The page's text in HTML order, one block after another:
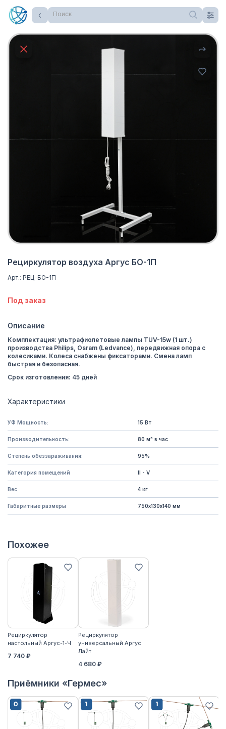
Поиск
Рециркулятор воздуха Аргус БО-1П
Арт.: РЕЦ-БО-1П
Под заказ
Описание
Комплектация: ультрафиолетовые лампы TUV-15w (1 шт.)
производства Philips, Osram (Ledvance), передвижная опора с
колесиками. Колеса снабжены фиксаторами. Смена ламп
быстрая и безопасная.
Срок изготовления: 45 дней
Характеристики
УФ Мощность: 15 Вт
Производительность: 80 м³ в час
Степень обеззараживания: 95%
Категория помещений II - V
Вес 4 кг
Габаритные размеры 750х130х140 мм
Похожее
Рециркулятор
настольный Аргус-1-Ч
7 740 ₽
Рециркулятор
универсальный Аргус
Лайт
4 680 ₽
Приёмники «Гермес»